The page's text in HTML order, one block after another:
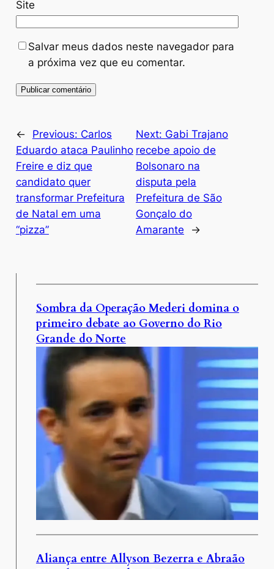
Site
Salvar meus dados neste navegador para
a próxima vez que eu comentar.
← Previous: Carlos
Eduardo ataca Paulinho
Freire e diz que
candidato quer
transformar Prefeitura
de Natal em uma
“pizza”
Next: Gabi Trajano
recebe apoio de
Bolsonaro na
disputa pela
Prefeitura de São
Gonçalo do
Amarante
→
Sombra da Operação Mederi domina o
primeiro debate ao Governo do Rio
Grande do Norte
Aliança entre Allyson Bezerra e Abraão